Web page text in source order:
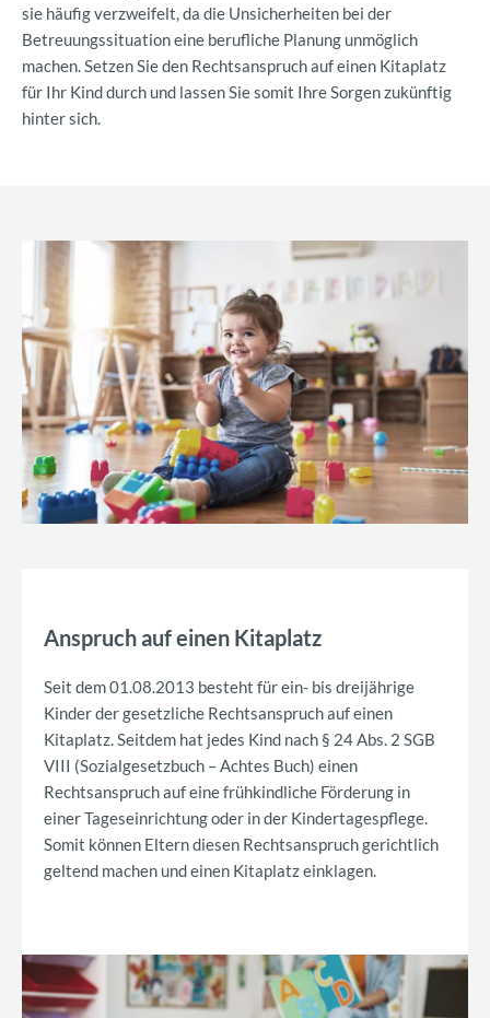
sie häufig verzweifelt, da die Unsicherheiten bei der
Betreuungssituation eine berufliche Planung unmöglich
machen. Setzen Sie den Rechtsanspruch auf einen Kitaplatz
für Ihr Kind durch und lassen Sie somit Ihre Sorgen zukünftig
hinter sich.
Anspruch auf einen Kitaplatz
Seit dem 01.08.2013 besteht für ein- bis dreijährige
Kinder der gesetzliche Rechtsanspruch auf einen
Kitaplatz. Seitdem hat jedes Kind nach § 24 Abs. 2 SGB
VIII (Sozialgesetzbuch – Achtes Buch) einen
Rechtsanspruch auf eine frühkindliche Förderung in
einer Tageseinrichtung oder in der Kindertagespflege.
Somit können Eltern diesen Rechtsanspruch gerichtlich
geltend machen und einen Kitaplatz einklagen.